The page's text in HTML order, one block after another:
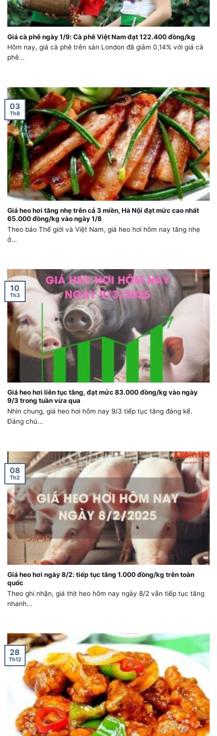
Giá cà phê ngày 1/9: Cà phê Việt Nam đạt 122.400 đồng/kg
Hôm nay, giá cà phê trên sàn London đã giảm 0,14% với giá cà
phê...
Giá heo hơi tăng nhẹ trên cả 3 miền, Hà Nội đạt mức cao nhất
65.000 đồng/kg vào ngày 1/8
Theo báo Thế giới và Việt Nam, giá heo hơi hôm nay tăng nhẹ
ở...
03
Th8
Giá heo hơi liên tục tăng, đạt mức 83.000 đồng/kg vào ngày
9/3 trong tuần vừa qua
Nhìn chung, giá heo hơi hôm nay 9/3 tiếp tục tăng đáng kể.
Đáng chú...
10
Th3
Giá heo hơi ngày 8/2: tiếp tục tăng 1.000 đồng/kg trên toàn
quốc
Theo ghi nhận, giá thịt heo hôm nay ngày 8/2 vẫn tiếp tục tăng
nhanh...
08
Th2
28
Th12